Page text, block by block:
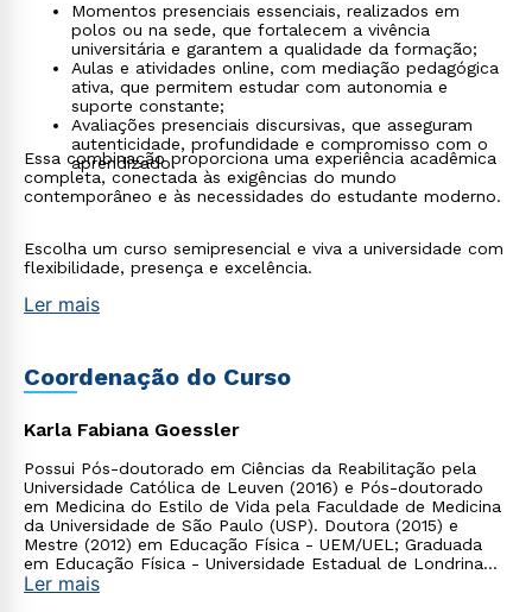
Momentos presenciais essenciais, realizados em
polos ou na sede, que fortalecem a vivência
universitária e garantem a qualidade da formação;
Aulas e atividades online, com mediação pedagógica
ativa, que permitem estudar com autonomia e
suporte constante;
Avaliações presenciais discursivas, que asseguram
autenticidade, profundidade e compromisso com o
aprendizado.
Essa combinação proporciona uma experiência acadêmica
completa, conectada às exigências do mundo
contemporâneo e às necessidades do estudante moderno.
Escolha um curso semipresencial e viva a universidade com
flexibilidade, presença e excelência.
Ler mais
Coordenação do Curso
Karla Fabiana Goessler
Possui Pós-doutorado em Ciências da Reabilitação pela
Universidade Católica de Leuven (2016) e Pós-doutorado
em Medicina do Estilo de Vida pela Faculdade de Medicina
da Universidade de São Paulo (USP). Doutora (2015) e
Mestre (2012) em Educação Física - UEM/UEL; Graduada
em Educação Física - Universidade Estadual de Londrina
(2009).
Ler mais